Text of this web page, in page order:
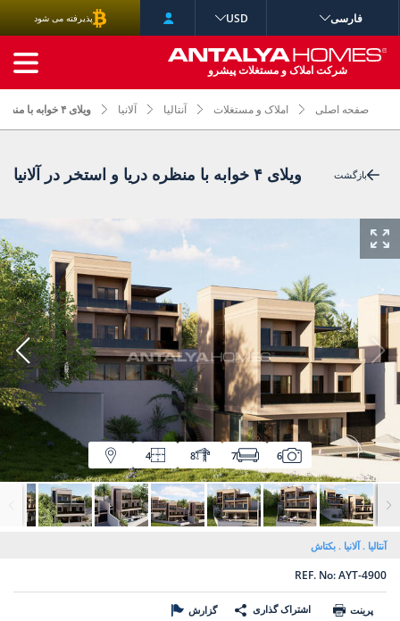
صفحه اصلی املاک و مستغلات آنتالیا آلانیا ویلای ۴ خوابه با منظره دریا و استخر در آلانیا
بازگشت ویلای ۴ خوابه با منظره دریا و استخر در آلانیا
6
7
8
4
آنتالیا آلانیا بکتاش
REF. No: AYT-4900
پرینت اشتراک گذاری گزارش
فارسی USD پذیرفته می شود
شرکت املاک و مستغلات پیشرو
جستجوی پیشرفته